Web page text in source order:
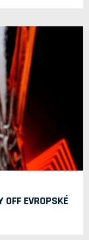
OFF EVROPSKÉ